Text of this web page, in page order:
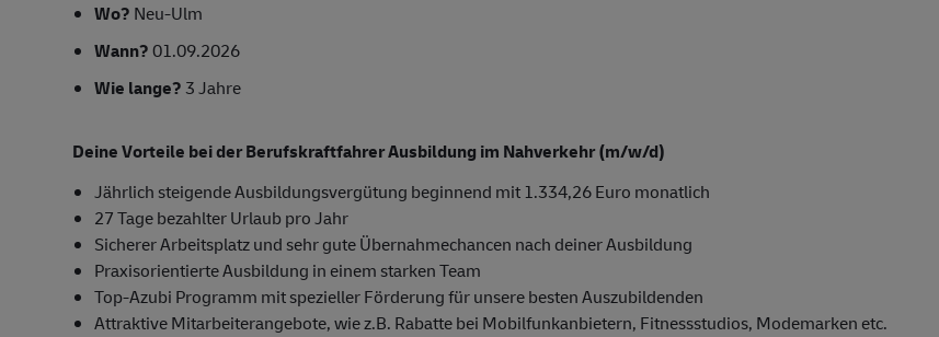
Wo? Neu-Ulm
Wann?01.09.2026
Wie lange? 3 Jahre
Deine Vorteile bei der Berufskraftfahrer Ausbildung im Nahverkehr (m/w/d)
Jährlich steigende Ausbildungsvergütung beginnend mit 1.334,26 Euro monatlich
27 Tage bezahlter Urlaub pro Jahr
Sicherer Arbeitsplatz und sehr gute Übernahmechancen nach deiner Ausbildung
Praxisorientierte Ausbildung in einem starken Team
Top-Azubi Programm mit spezieller Förderung für unsere besten Auszubildenden
Attraktive Mitarbeiterangebote, wie z.B. Rabatte bei Mobilfunkanbietern, Fitnessstudios, Modemarken etc.